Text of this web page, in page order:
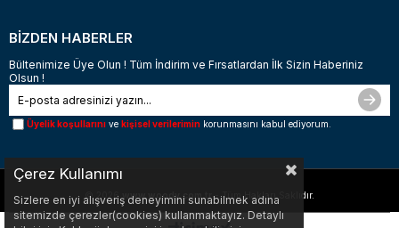
BİZDEN HABERLER
Bültenimize Üye Olun ! Tüm İndirim ve Fırsatlardan İlk Sizin Haberiniz
Olsun !
Üyelik koşullarını ve kişisel verilerimin korunmasını kabul ediyorum.
© 2026 www.woody.com.tr - Tüm Hakları Saklıdır.
Çerez Kullanımı
Sizlere en iyi alışveriş deneyimini sunabilmek adına
sitemizde çerezler(cookies) kullanmaktayız. Detaylı